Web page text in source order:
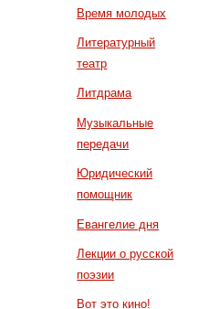
Время молодых
Литературный
театр
Литдрама
Музыкальные
передачи
Юридический
помощник
Евангелие дня
Лекции о русской
поэзии
Вот это кино!